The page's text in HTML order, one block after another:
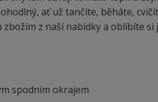
ať už tančíte, běháte,
zbožím z naší nabídky a oblíbíte
spodním okrajem